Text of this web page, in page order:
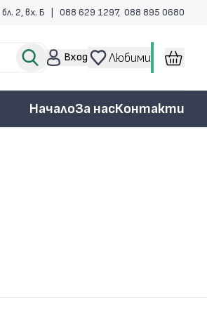
2, вх. Б | 088 629 1297, 088 895 0680
Вход Любими
НачалоЗа насКонтакти